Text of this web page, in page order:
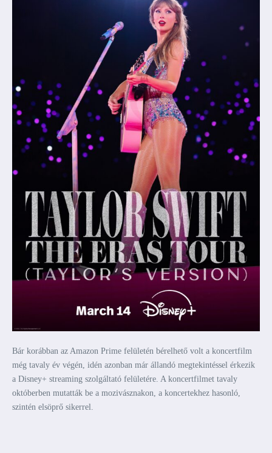
Bár korábban az Amazon Prime felületén bérelhető volt a koncertfilm
még tavaly év végén, idén azonban már állandó megtekintéssel érkezik
a Disney+ streaming szolgáltató felületére. A koncertfilmet tavaly
októberben mutatták be a mozivásznakon, a koncertekhez hasonló,
szintén elsöprő sikerrel.